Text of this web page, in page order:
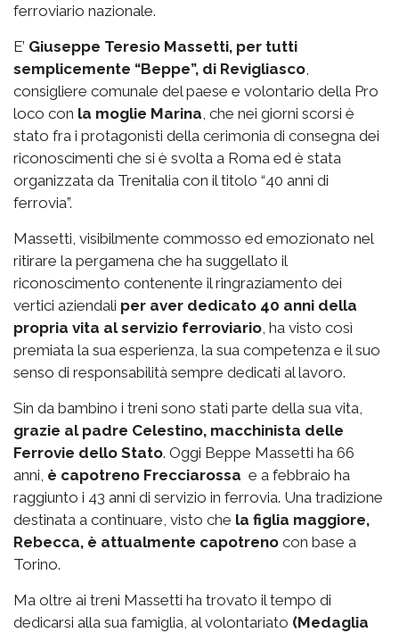
ferroviario nazionale.
E’ Giuseppe Teresio Massetti, per tutti
semplicemente “Beppe”, di Revigliasco,
consigliere comunale del paese e volontario della Pro
loco con la moglie Marina, che nei giorni scorsi è
stato fra i protagonisti della cerimonia di consegna dei
riconoscimenti che si è svolta a Roma ed è stata
organizzata da Trenitalia con il titolo “40 anni di
ferrovia”.
Massetti, visibilmente commosso ed emozionato nel
ritirare la pergamena che ha suggellato il
riconoscimento contenente il ringraziamento dei
vertici aziendali per aver dedicato 40 anni della
propria vita al servizio ferroviario, ha visto così
premiata la sua esperienza, la sua competenza e il suo
senso di responsabilità sempre dedicati al lavoro.
Sin da bambino i treni sono stati parte della sua vita,
grazie al padre Celestino, macchinista delle
Ferrovie dello Stato. Oggi Beppe Massetti ha 66
anni, è capotreno Frecciarossa e a febbraio ha
raggiunto i 43 anni di servizio in ferrovia. Una tradizione
destinata a continuare, visto che la figlia maggiore,
Rebecca, è attualmente capotreno con base a
Torino.
Ma oltre ai treni Massetti ha trovato il tempo di
dedicarsi alla sua famiglia, al volontariato (Medaglia